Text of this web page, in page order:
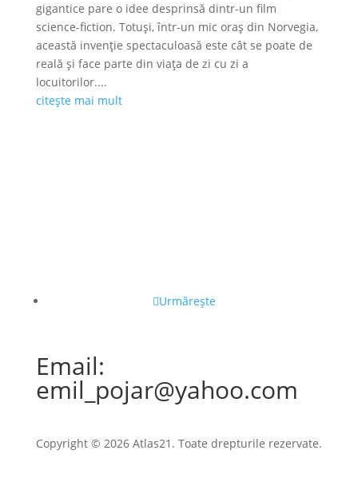
gigantice pare o idee desprinsă dintr-un film
science-fiction. Totuși, într-un mic oraș din Norvegia,
această invenție spectaculoasă este cât se poate de
reală și face parte din viața de zi cu zi a
locuitorilor....
citește mai mult
Urmărește
Email:
emil_pojar@yahoo.com
Copyright © 2026 Atlas21. Toate drepturile rezervate.